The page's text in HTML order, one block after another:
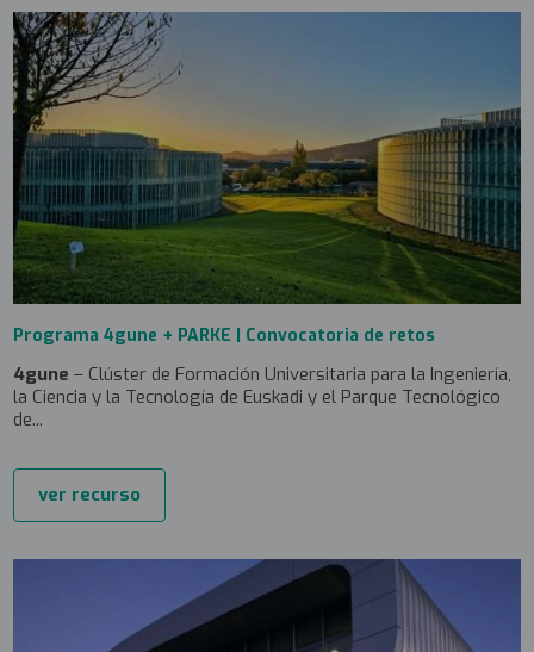
Programa 4gune + PARKE | Convocatoria de retos
4gune – Clúster de Formación Universitaria para la Ingeniería,
la Ciencia y la Tecnología de Euskadi y el Parque Tecnológico
de...
ver recurso